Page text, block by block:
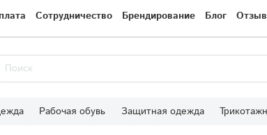
Сотрудничество Брендирование Блог
Рабочая обувь Защитная одежда